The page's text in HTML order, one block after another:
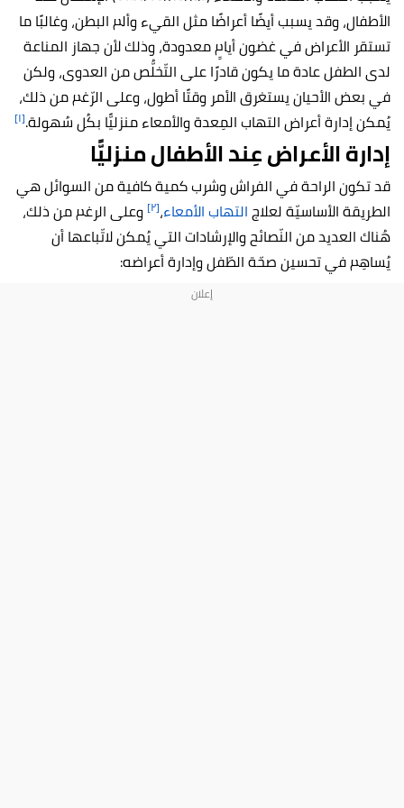
الأطفال، وقد يسبب أيضًا أعراضًا مثل القيء وألم البطن، وغالبًا ما
تستقر الأعراض في غضون أيامٍ معدودة، وذلك لأن جهاز المناعة
لدى الطفل عادة ما يكون قادرًا على التّخلُّص من العدوى، ولكن
في بعض الأحيان يستغرق الأمر وقتًا أطول، وعلى الرّغم من ذلك،
يُمكن إدارة أعراض التهاب المِعدة والأمعاء منزليًّا بكُل سُهولة.[١]
إدارة الأعراض عِند الأطفال منزليًّا
قد تكون الراحة في الفراش وشرب كمية كافية من السوائل هي
الطريقة الأساسيّة لعلاجالتهاب الأمعاء،[٢]
وعلى الرغم من ذلك،
هُناك العديد من النّصائح والإرشادات التي يُمكن لاتّباعها أن
يُساهِم في تحسين صحّة الطّفل وإدارة أعراضه: